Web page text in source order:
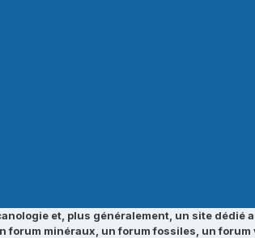
et, plus généralement, un site
minéraux, un forum fossiles, un